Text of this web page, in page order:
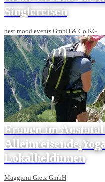
Singlereisen
best mood events GmbH & Co.KG
Frauen im Aostatal -
Lokalheldinnen
Maggioni Gretz GmbH